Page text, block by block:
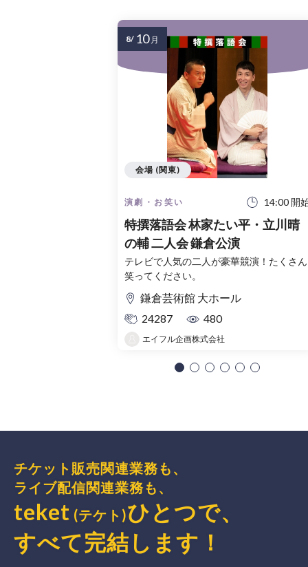
演劇・お笑い 14:00 開
特撰落語会 林家たい平・立川晴
の輔 二人会 鎌倉公演
テレビで人気の二人が豪華競演！たくさん
笑ってください。
鎌倉芸術館 大ホール
24287
480
エイフル企画株式会社
会場 (関東)
8/ 10 月
チケット販売関連業務も、
ライブ配信関連業務も、
teket (テケト)ひとつで、
すべて完結 します ！